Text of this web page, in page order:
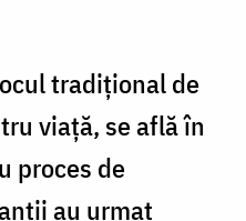
tradițional de
viață, se află în
proces de
au urmat